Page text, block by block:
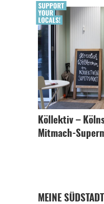
Köllektiv –
Mitmach-
MEINE